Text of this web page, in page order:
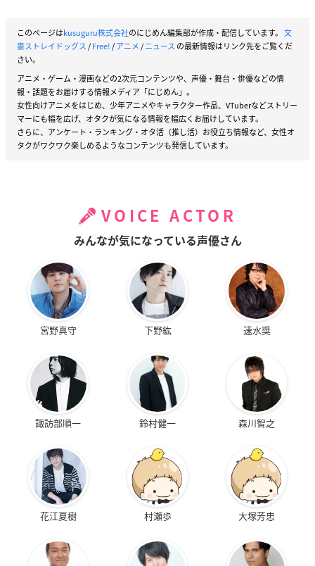
このページはkusuguru株式会社のにじめん編集部が作成・配信しています。 文
豪ストレイドッグス/Free!/アニメ/ニュース の最新情報はリンク先をご覧くだ
さい。
アニメ・ゲーム・漫画などの2次元コンテンツや、声優・舞台・俳優などの情
報・話題をお届けする情報メディア「にじめん」。
女性向けアニメをはじめ、少年アニメやキャラクター作品、VTuberなどストリー
マーにも幅を広げ、オタクが気になる情報を幅広くお届けしています。
さらに、アンケート・ランキング・オタ活（推し活）お役立ち情報など、女性オ
タクがワクワク楽しめるようなコンテンツも発信しています。
VOICE ACTOR
みんなが気になっている声優さん
宮野真守 下野紘 速水奨
諏訪部順一 鈴村健一 森川智之
花江夏樹 村瀬歩 大塚芳忠